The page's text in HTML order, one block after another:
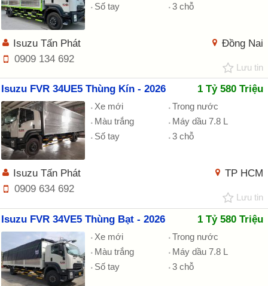
Số tay
3 chỗ
Đồng Nai
Isuzu Tấn Phát
0909 134 692
Lưu tin
Isuzu FVR 34UE5 Thùng Kín - 2026 1 Tỷ 580 Triệu
Xe mới
Trong nước
Màu trắng
Máy dầu 7.8 L
Số tay
3 chỗ
TP HCM
Isuzu Tấn Phát
0909 634 692
Lưu tin
Isuzu FVR 34VE5 Thùng Bạt - 2026 1 Tỷ 580 Triệu
Xe mới
Trong nước
Màu trắng
Máy dầu 7.8 L
Số tay
3 chỗ